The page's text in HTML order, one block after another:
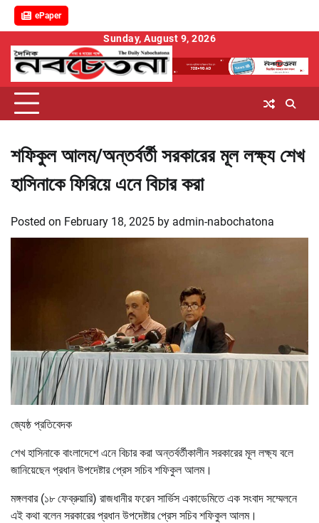
ePaper
content
Sunday, August 9, 2026
শফিকুল আলম/অন্তর্বর্তী সরকারের মূল লক্ষ্য শেখ
হাসিনাকে ফিরিয়ে এনে বিচার করা
Posted on February 18, 2025 by admin-nabochatona
জ্যেষ্ঠ প্রতিবেদক
শেখ হাসিনাকে বাংলাদেশে এনে বিচার করা অন্তর্বর্তীকালীন সরকারের মূল লক্ষ্য বলে
জানিয়েছেন প্রধান উপদেষ্টার প্রেস সচিব শফিকুল আলম।
মঙ্গলবার (১৮ ফেব্রুয়ারি) রাজধানীর ফরেন সার্ভিস একাডেমিতে এক সংবাদ সম্মেলনে
এই কথা বলেন সরকারের প্রধান উপদেষ্টার প্রেস সচিব শফিকুল আলম।